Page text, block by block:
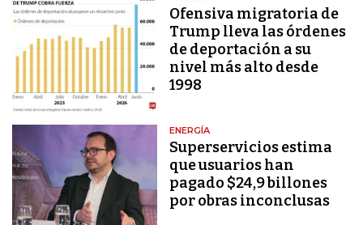
Ofensiva migratoria de
Trump lleva las órdenes
de deportación a su
nivel más alto desde
1998
ENERGÍA
Superservicios estima
que usuarios han
pagado $24,9 billones
por obras inconclusas